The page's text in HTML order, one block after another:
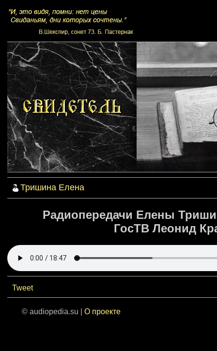
Тришина Елена
Радиопередачи Елены
ГосТВ Леонид
Tweet
© audiopedia.su | О проекте